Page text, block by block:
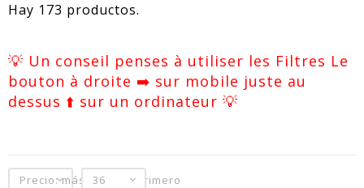
Hay 173 productos.
💡 Un conseil penses à utiliser les Filtres Le
bouton à droite ➡️ sur mobile juste au
dessus ⬆️ sur un ordinateur 💡
Precio: más baratos primero
36